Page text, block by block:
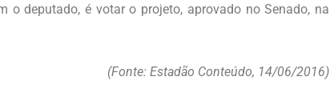
o deputado, é votar o projeto, aprovado no Senado, na
(Fonte: Estadão Conteúdo, 14/06/2016)